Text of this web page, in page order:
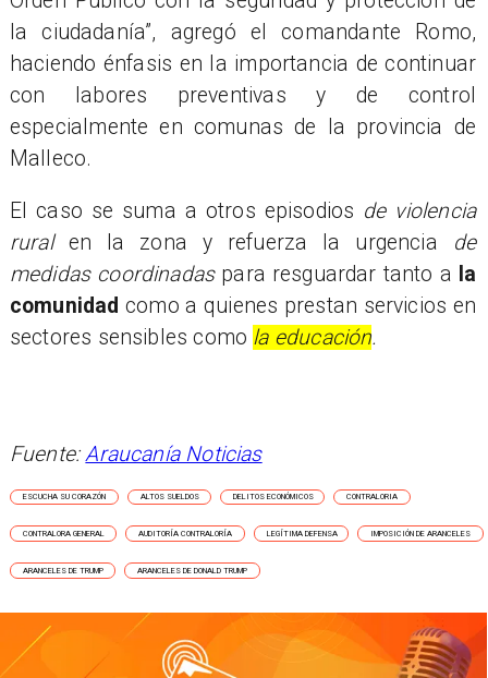
la ciudadanía”, agregó el comandante Romo,
haciendo énfasis en la importancia de continuar
con labores preventivas y de control
especialmente en comunas de la provincia de
Malleco.
El caso se suma a otros episodios de violencia
ruralen la zona y refuerza la urgencia
de
medidas coordinadaspara resguardar tanto a la
comunidad como a quienes prestan servicios en
sectores sensibles como la educación.
Fuente:Araucanía Noticias
ESCUCHA SU CORAZÓN ALTOS SUELDOS DELITOS ECONÓMICOS CONTRALORIA
CONTRALORA GENERAL AUDITORÍA CONTRALORÍA LEGÍTIMA DEFENSA IMPOSICIÓN DE ARANCELES
ARANCELES DE TRUMP ARANCELES DE DONALD TRUMP